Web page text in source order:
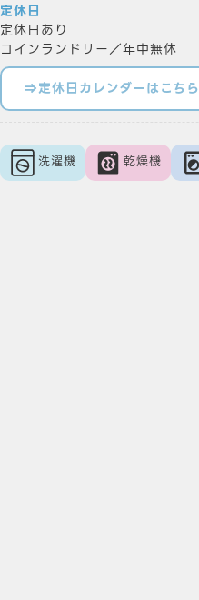
定休日
定休日あり
コインランドリー／年中無休
⇒定休日カレンダーはこちら
洗濯機 乾燥機